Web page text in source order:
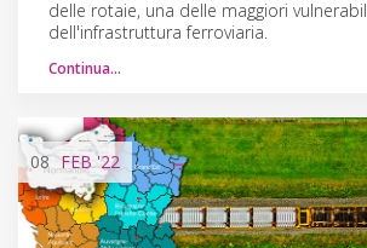
delle rotaie, una delle maggiori
dell'infrastruttura ferroviaria.
Continua…
08 FEB'22